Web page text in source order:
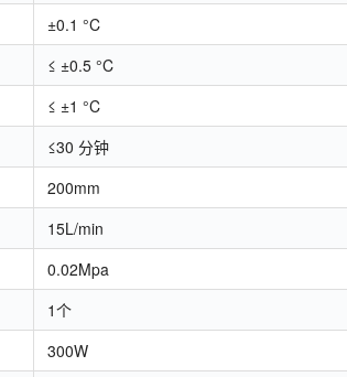
±0.1 °C
≤ ±0.5 °C
≤ ±1 °C
≤30 分钟
200mm
15L/min
0.02Mpa
1个
300W